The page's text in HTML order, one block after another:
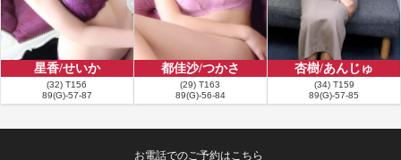
らっていると興奮してしまい、私が上に‼️お互いを擦り合わせ一緒のタイミン
グでと思ったのですが、私のタイミングが合わずまりあちゃんのみ昇天😫その
後まりあちゃんに一生懸命ご奉仕してもらい無事昇天しました💦シャワー🚿で
もプレイ中でもとても綺麗な体をしているまりあちゃん、今のところこのお店
では非の打ち所がない一番の嬢だと私は思っています👍
■お客様の名前：Y様
星香/せいか
(32) T156
89(G)-57-87
都佳沙/つかさ
(29) T163
89(G)-56-84
杏樹/あんじゅ
(34) T159
89(G)-57-85
お電話でのご予約はこちら